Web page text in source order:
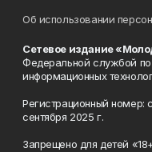
Об использовании
Сетевое издание
Федеральной службой
информационных
Регистрационный
сентября 2025 г.
Запрещено для детей